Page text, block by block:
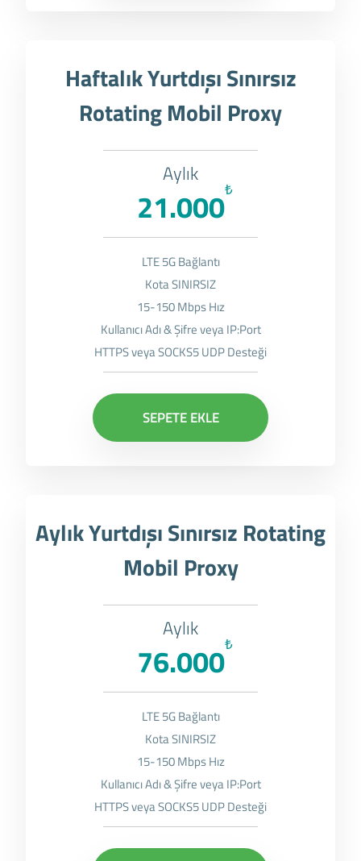
Haftalık Yurtdışı Sınırsız
Rotating Mobil Proxy
Aylık
₺
21.000
LTE 5G Bağlantı
Kota SINIRSIZ
15-150 Mbps Hız
Kullanıcı Adı & Şifre veya IP:Port
HTTPS veya SOCKS5 UDP Desteği
SEPETE EKLE
Aylık Yurtdışı Sınırsız Rotating
Mobil Proxy
Aylık
₺
76.000
LTE 5G Bağlantı
Kota SINIRSIZ
15-150 Mbps Hız
Kullanıcı Adı & Şifre veya IP:Port
HTTPS veya SOCKS5 UDP Desteği